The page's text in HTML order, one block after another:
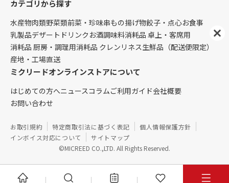
カテゴリから探す
水産物肉類野菜類前菜・珍味串もの揚げ物餃子・点心お食事
乳製品デザート ドリンク お酒調味料消耗品 卓上・客席用
消耗品 厨房・調理用消耗品 クレンリネス生鮮品（配送便限定）
産地・工場直送
ミクリードオンラインストアについて
はじめての方へニュースコラムご利用ガイド会社概要
お問い合わせ
©MICREED CO.,LTD. All Rights Reserved.
お取引規約 特定商取引法に基づく表記
個人情報保護方針
インボイス対応について
サイトマップ